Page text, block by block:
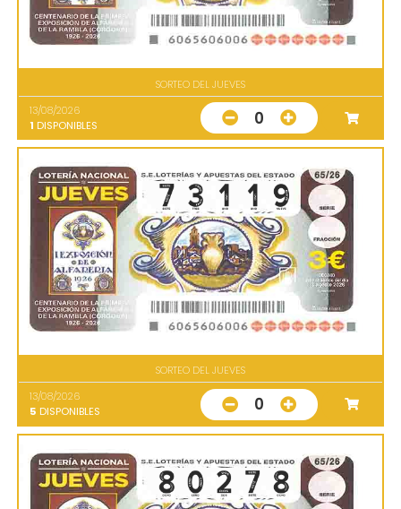
SORTEO DEL JUEVES
13/08/2026
1 DISPONIBLES 0
SORTEO DEL JUEVES
13/08/2026
5 DISPONIBLES 0